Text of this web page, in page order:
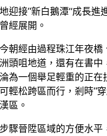
接“新白鵝潭”成長進
經展開。
經由過程珠江年夜橋
頭咀地道，還有在書中
為一個舉足輕重的正在
輕松跨區而行，剎時“
區。
晉陞區域的方便水平